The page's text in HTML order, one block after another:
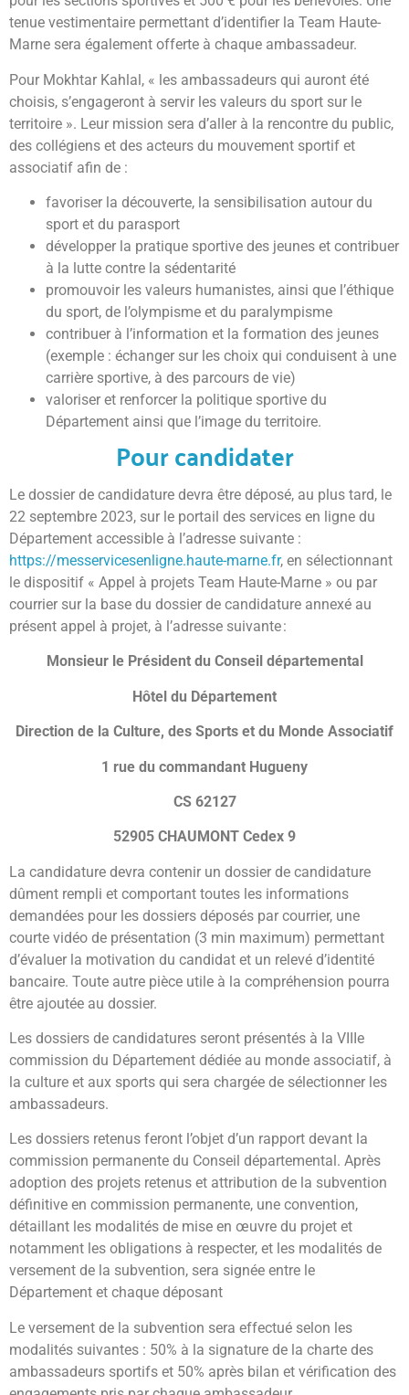
tenue vestimentaire permettant d’identifier la Team Haute-
Marne sera également offerte à chaque ambassadeur.
Pour Mokhtar Kahlal, « les ambassadeurs qui auront été
choisis, s’engageront à servir les valeurs du sport sur le
territoire ». Leur mission sera d’aller à la rencontre du public,
des collégiens et des acteurs du mouvement sportif et
associatif afin de :
favoriser la découverte, la sensibilisation autour du
sport et du parasport
développer la pratique sportive des jeunes et contribuer
à la lutte contre la sédentarité
promouvoir les valeurs humanistes, ainsi que l’éthique
du sport, de l’olympisme et du paralympisme
contribuer à l’information et la formation des jeunes
(exemple : échanger sur les choix qui conduisent à une
carrière sportive, à des parcours de vie)
valoriser et renforcer la politique sportive du
Département ainsi que l’image du territoire.
Pour candidater
Le dossier de candidature devra être déposé, au plus tard, le
22 septembre 2023, sur le portail des services en ligne du
Département accessible à l’adresse suivante :
https://messervicesenligne.haute-marne.fr, en sélectionnant
le dispositif « Appel à projets Team Haute-Marne » ou par
courrier sur la base du dossier de candidature annexé au
présent appel à projet, à l’adresse suivante :
Monsieur le Président du Conseil départemental
Hôtel du Département
Direction de la Culture, des Sports et du Monde Associatif
1 rue du commandant Hugueny
CS 62127
52905 CHAUMONT Cedex 9
La candidature devra contenir un dossier de candidature
dûment rempli et comportant toutes les informations
demandées pour les dossiers déposés par courrier, une
courte vidéo de présentation (3 min maximum) permettant
d’évaluer la motivation du candidat et un relevé d’identité
bancaire. Toute autre pièce utile à la compréhension pourra
être ajoutée au dossier.
Les dossiers de candidatures seront présentés à la VIIIe
commission du Département dédiée au monde associatif, à
la culture et aux sports qui sera chargée de sélectionner les
ambassadeurs.
Les dossiers retenus feront l’objet d’un rapport devant la
commission permanente du Conseil départemental. Après
adoption des projets retenus et attribution de la subvention
définitive en commission permanente, une convention,
détaillant les modalités de mise en œuvre du projet et
notamment les obligations à respecter, et les modalités de
versement de la subvention, sera signée entre le
Département et chaque déposant
Le versement de la subvention sera effectué selon les
modalités suivantes : 50% à la signature de la charte des
ambassadeurs sportifs et 50% après bilan et vérification des